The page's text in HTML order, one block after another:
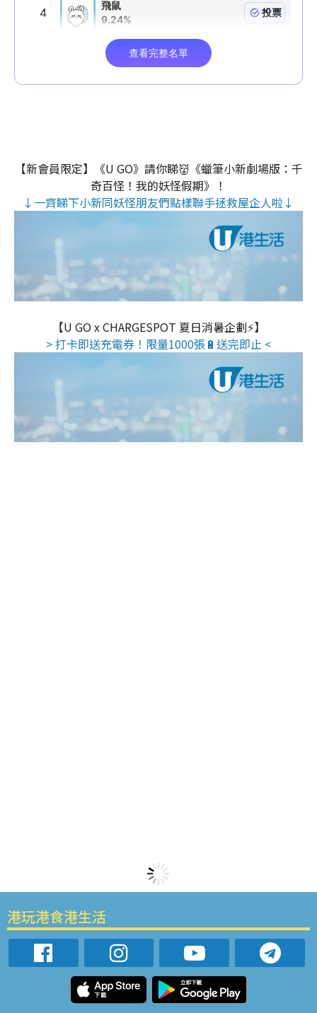
【新會員限定】《U GO》請你睇👹《蠟筆小新劇場版：千
奇百怪！我的妖怪假期》！
↓一齊睇下小新同妖怪朋友們點樣聯手拯救屋企人啦↓
【U GO x CHARGESPOT 夏日消暑企劃⚡】
> 打卡即送充電券！限量1000張🔋送完即止 <
港玩港食港生活